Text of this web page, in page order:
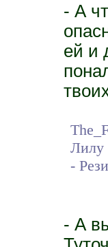
- А
ей и
Лилу
-
- А